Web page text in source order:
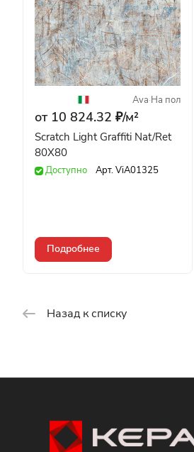
Ava·На пол
от 10 824.32 ₽/м²
Scratch Light Graffiti Nat/Ret
80X80
Доступно Арт.ViA01325
Подробнее
Назад к списку